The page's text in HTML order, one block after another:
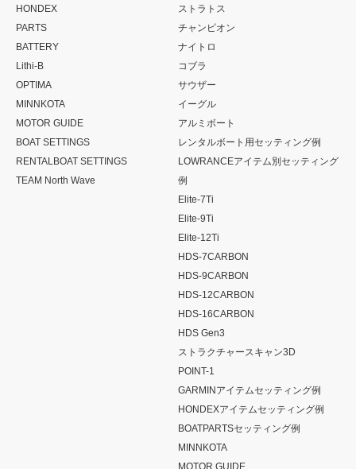
HONDEX
PARTS
BATTERY
Lithi-B
OPTIMA
MINNKOTA
MOTOR GUIDE
BOAT SETTINGS
RENTALBOAT SETTINGS
TEAM North Wave
ストラトス
チャンピオン
ナイトロ
コブラ
サウザー
イーグル
アルミボート
レンタルボート用セッティング例
LOWRANCEアイテム別セッティング
例
Elite-7Ti
Elite-9Ti
Elite-12Ti
HDS-7CARBON
HDS-9CARBON
HDS-12CARBON
HDS-16CARBON
HDS Gen3
ストラクチャースキャン3D
POINT-1
GARMINアイテムセッティング例
HONDEXアイテムセッティング例
BOATPARTSセッティング例
MINNKOTA
MOTOR GUIDE